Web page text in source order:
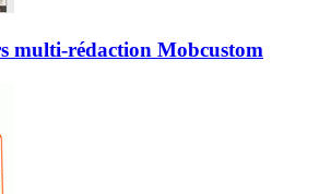
multi-rédaction Mobcustom